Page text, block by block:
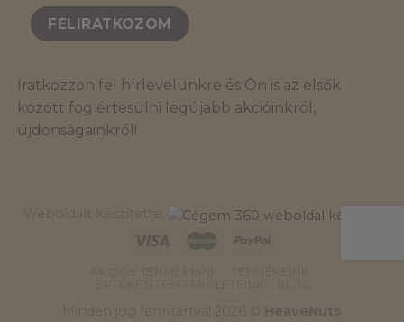
Iratkozzon fel hírlevelünkre és Ön is az elsők
között fog értesülni legújabb akcióinkról,
újdonságainkról!